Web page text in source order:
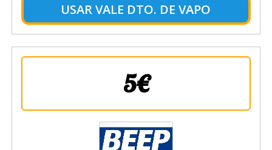
USAR VALE DTO. DE VAPO
5€